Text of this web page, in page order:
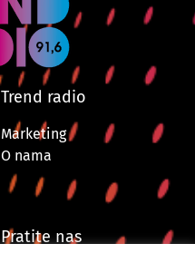
Trend radio
Marketing
O nama
Pratite nas